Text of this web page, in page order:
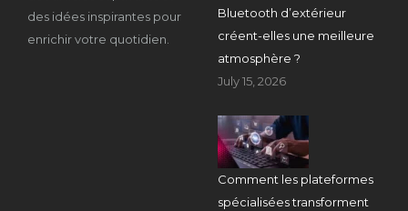
des idées inspirantes pour
enrichir votre quotidien.
Bluetooth d’extérieur
créent-elles une meilleure
atmosphère ?
July 15, 2026
Comment les plateformes
spécialisées transforment